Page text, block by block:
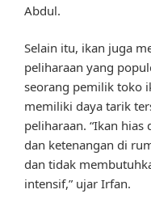
Abdul.
Selain itu, ikan juga
peliharaan yang
seorang pemilik toko
memiliki daya tarik
peliharaan. “Ikan
dan ketenangan di
dan tidak
intensif,” ujar Irfan.